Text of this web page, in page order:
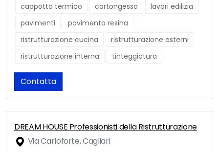
cappotto termico cartongesso
lavori edilizia
pavimenti
pavimento resina
ristrutturazione cucina
ristrutturazione esterni
ristrutturazione interna
tinteggiatura
Contatta
DREAM HOUSE Professionisti della Ristrutturazione
Via Carloforte, Cagliari